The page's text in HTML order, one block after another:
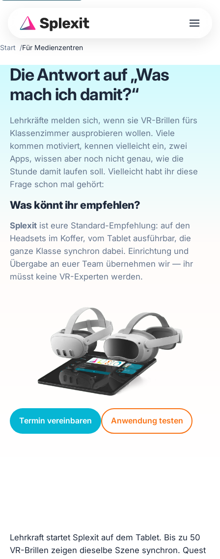
Start Für Medienzentren
Die Antwort auf „Was
mach ich damit?“
Lehrkräfte melden sich, wenn sie VR-Brillen fürs
Klassenzimmer ausprobieren wollen. Viele
kommen motiviert, kennen vielleicht ein, zwei
Apps, wissen aber noch nicht genau, wie die
Stunde damit laufen soll. Vielleicht habt ihr diese
Frage schon mal gehört:
Was könnt ihr empfehlen?
Splexit ist eure Standard-Empfehlung: auf den
Headsets im Koffer, vom Tablet ausführbar, die
ganze Klasse synchron dabei. Einrichtung und
Übergabe an euer Team übernehmen wir — ihr
müsst keine VR-Experten werden.
Termin vereinbaren Anwendung testen
Lehrkraft startet Splexit auf dem Tablet. Bis zu 50
VR-Brillen zeigen dieselbe Szene synchron. Quest